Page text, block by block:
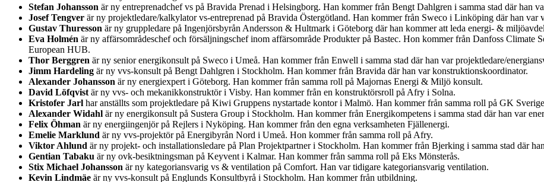
Stefan Johansson är ny entreprenadchef vs på Bravida Prenad i Helsingborg. Han kommer från Bengt Dahlgren i samma stad där han
Josef Tengver är ny projektledare/kalkylator vs-entreprenad på Bravida Östergötland. Han kommer från Sweco i Linköping där han var
Gustav Thuresson är ny gruppledare på Ingenjörsbyrån Andersson & Hultmark i Göteborg där han kommer att leda energi- &
Eva Holmén är ny affärsområdeschef och försäljningschef inom affärsområde Produkter på Bastec. Hon kommer från Danfoss
European HUB.
Thor Berggren är ny senior energikonsult på Sweco i Umeå. Han kommer från Enwell i samma stad där han var projektledare/
Jimm Hardeling är ny vvs-konsult på Bengt Dahlgren i Stockholm. Han kommer från Bravida där han var konstruktionskoordinator.
Alexander Johansson är ny energiexpert i Göteborg. Han kommer från samma roll på Majornas Energi & Miljö konsult.
David Löfqvist är ny vvs- och mekanikkonstruktör i Visby. Han kommer från en konstruktörsroll på Afry i Solna.
Kristofer Jarl har anställts som projektledare på Kiwi Gruppens nystartade kontor i Malmö. Han kommer från samma roll på GK
Alexander Widahl är ny energikonsult på Sustera Group i Stockholm. Han kommer från Energikompetens i samma stad där han var
Felix Öhman är ny energiingenjör på Rejlers i Nyköping. Han kommer från den egna verksamheten Fjällenergi.
Emelie Marklund är ny vvs-projektör på Energibyrån Nord i Umeå. Hon kommer från samma roll på Afry.
Viktor Ahlund är ny projekt- och installationsledare på Plan Projektpartner i Stockholm. Han kommer från Bjerking i samma stad där
Gentian Tabaku är ny ovk-besiktningsman på Keyvent i Kalmar. Han kommer från samma roll på Eks Mönsterås.
Stix Michael Johansson är ny kategoriansvarig vs & ventilation på Comfort. Han var tidigare kategoriansvarig ventilation.
Kevin Lindmäe är ny vvs-konsult på Englunds Konsultbyrå i Stockholm. Han kommer från utbildning.